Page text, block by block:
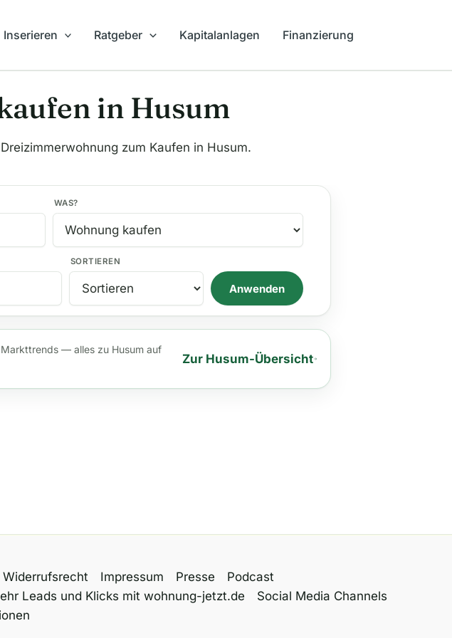
Inserieren Ratgeber Kapitalanlagen Finanzierung
in Husum
zum Kaufen in Husum.
WAS?
SORTIEREN
Anwenden
— alles zu Husum auf
Zur Husum-Übersicht
Widerrufsrecht Impressum Presse
Podcast
Leads und Klicks mit wohnung-jetzt.de
Social Media Channels